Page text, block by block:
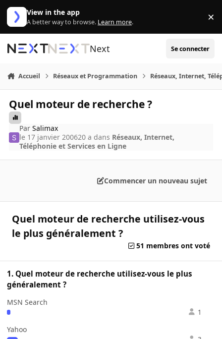
Aller au contenu
View in the app
A better way to browse. Learn more. ×
Next Se connecter
Accueil Réseaux et Programmation Réseaux, Internet,
Quel moteur de recherche ?
ParSalimax
le 17 janvier 200620 a dans Réseaux, Internet,
Téléphonie et Services en Ligne
Commencer un nouveau sujet
Quel moteur de recherche utilisez-vous
le plus généralement ?
51 membres ont voté
1. Quel moteur de recherche utilisez-vous le plus
généralement ?
MSN Search
1
Yahoo